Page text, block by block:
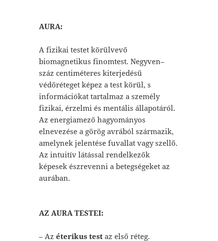
AURA:
A fizikai testet körülvevő
biomagnetikus finomtest. Negyven–
száz centiméteres kiterjedésű
védőréteget képez a test körül, s
információkat tartalmaz a személy
fizikai, érzelmi és mentális állapotáról.
Az energiamező hagyományos
elnevezése a görög avrából származik,
amelynek jelentése fuvallat vagy szellő.
Az intuitív látással rendelkezők
képesek észrevenni a betegségeket az
aurában.
AZ AURA TESTEI:
– Az éterikus testaz első réteg.